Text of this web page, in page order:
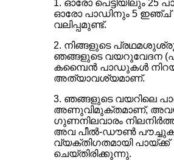
1. ഓരോ പെട്ടിയിലും 25
ഓരോ പാഡിനും 5
വലിപ്പമുണ്ട്.
2. നിങ്ങളുടെ
ഞങ്ങളുടെ വയറുവേദന
കമ്പൈൻ പാഡുകൾ
അത്യാവശ്യമാണ്.
3. ഞങ്ങളുടെ വയറിലെ
അണുവിമുക്തമാണ്,
ഗുണനിലവാരം
അവ പീൽ-ഡൗൺ
വ്യക്തിഗതമായി പായ്ക്ക്
ചെയ്തിരിക്കുന്നു.